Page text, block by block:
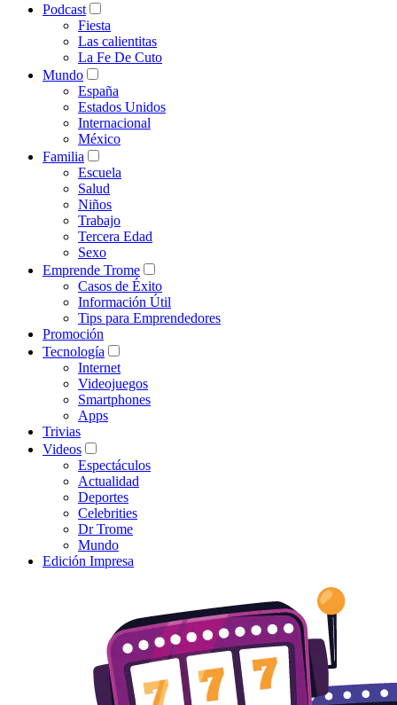
Podcast
Fiesta
Las calientitas
La Fe De Cuto
Mundo
España
Estados Unidos
Internacional
México
Familia
Escuela
Salud
Niños
Trabajo
Tercera Edad
Sexo
Emprende Trome
Casos de Éxito
Información Útil
Tips para Emprendedores
Promoción
Tecnología
Internet
Videojuegos
Smartphones
Apps
Trivias
Videos
Espectáculos
Actualidad
Deportes
Celebrities
Dr Trome
Mundo
Edición Impresa